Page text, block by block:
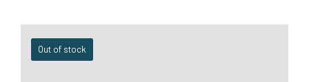
Out of stock